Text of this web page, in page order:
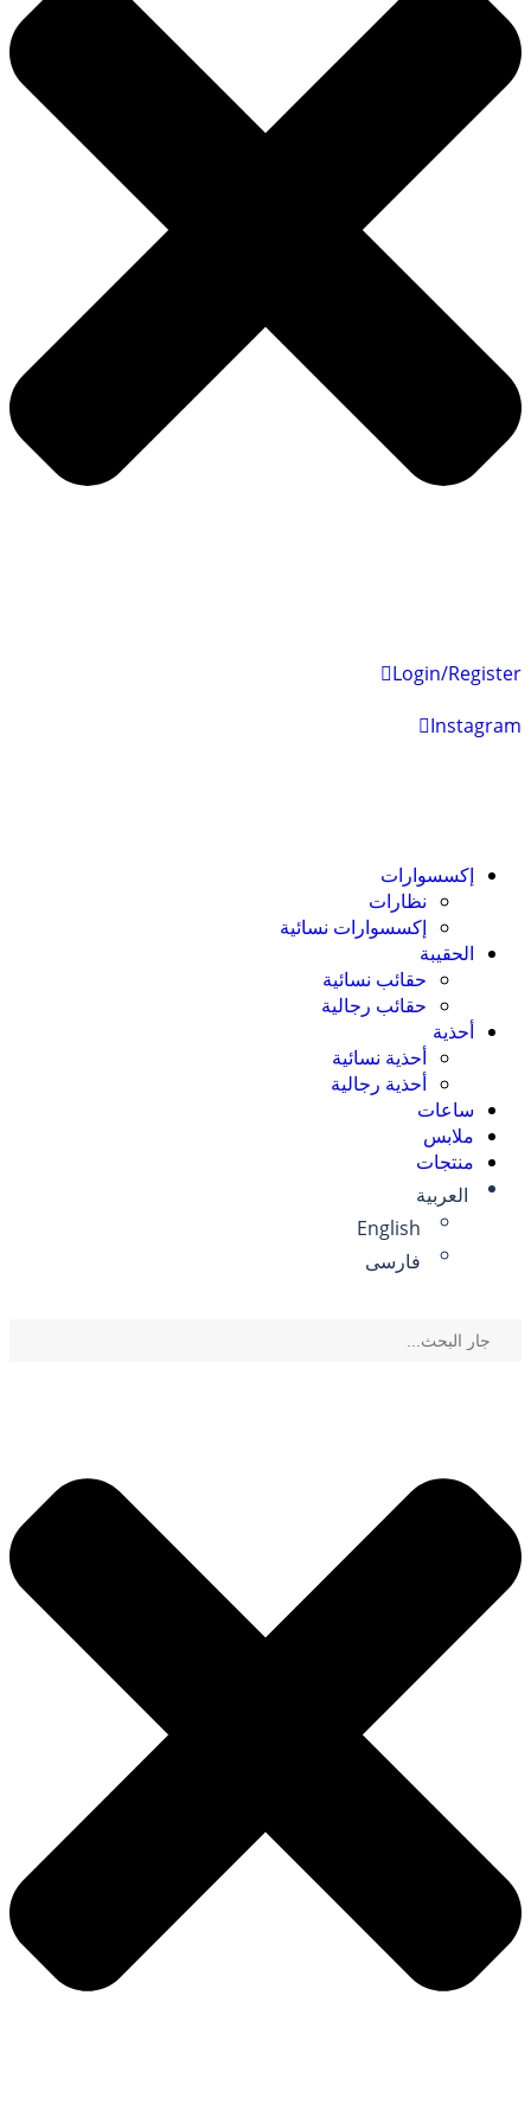
Login/Register
Instagram
إكسسوارات
نظارات
إكسسوارات نسائية
الحقيبة
حقائب نسائية
حقائب رجالية
أحذية
أحذية نسائية
أحذية رجالية
ساعات
ملابس
منتجات
العربية
English
فارسی